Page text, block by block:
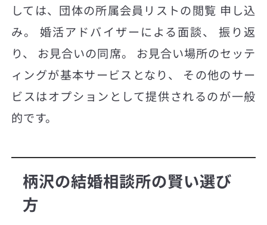
しては、団体の所属会員リストの閲覧 申し込
み。 婚活アドバイザーによる面談、 振り返
り、 お見合いの同席。 お見合い場所のセッテ
ィングが基本サービスとなり、 その他のサー
ビスはオプションとして提供されるのが一般
的です。
柄沢の結婚相談所の賢い選び
方